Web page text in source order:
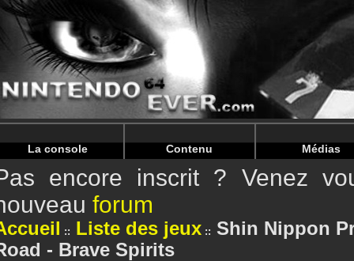
Warning: Undefined array key "HTTP_REFERER" in /
Warning: Undefined array key "HTTP_REFERER" in /
La console Contenu Médias
encore inscrit ? Venez
forum
Liste des jeux
Shin Nippon
- Brave Spirits